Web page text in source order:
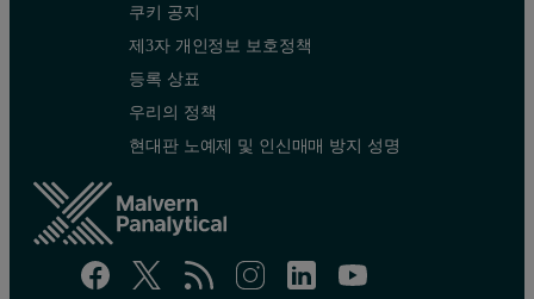
쿠키 공지
제3자 개인정보 보호정책
등록 상표
우리의 정책
현대판 노예제 및 인신매매 방지 성명